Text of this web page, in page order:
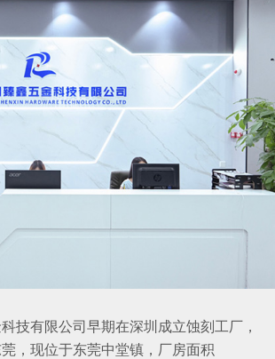
技有限公司早期在深圳成立蚀刻工厂，
，现位于东莞中堂镇，厂房面积